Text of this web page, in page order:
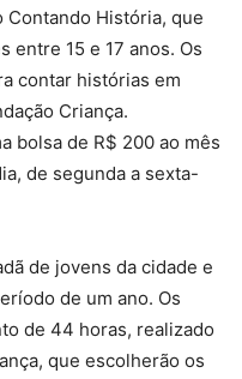
História, que
entre 15 e 17 anos. Os
contar histórias em
Criança.
bolsa de R$ 200 ao mês
de segunda a sexta-
de jovens da cidade e
de um ano. Os
de 44 horas, realizado
que escolherão os